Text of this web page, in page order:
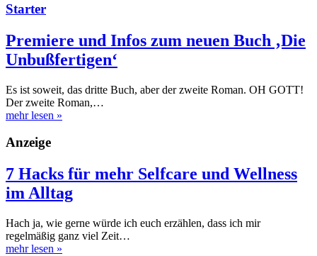
Starter
Premiere und Infos zum neuen Buch ‚Die
Unbußfertigen‘
Es ist soweit, das dritte Buch, aber der zweite Roman. OH GOTT!
Der zweite Roman,…
mehr lesen »
Anzeige
7 Hacks für mehr Selfcare und Wellness
im Alltag
Hach ja, wie gerne würde ich euch erzählen, dass ich mir
regelmäßig ganz viel Zeit…
mehr lesen »